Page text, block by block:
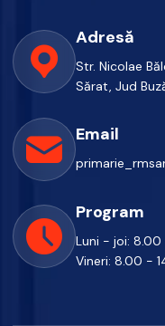
Adresă
Str. Nicolae
Sărat, Jud
Email
Program
Luni - joi: 8.00
Vineri: 8.00 -